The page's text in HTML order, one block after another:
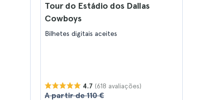
Tour do Estádio dos Dallas
Cowboys
Bilhetes digitais aceites
4.7 (618 avaliações)
A partir de 110 €